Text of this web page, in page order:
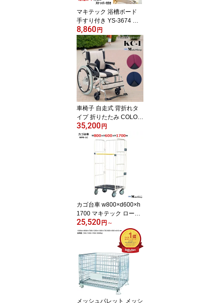
マキテック 浴槽ボード
手すり付き YS-3674 入
浴ボード バスボード 浴
槽 手すり 移乗台 入浴台
入浴補助 入浴介助用品
入浴補助 乗り移り台 介
護用品 お風呂 【送料無
料】 父の日 母の日 プレ
ゼント 孫 祖父 祖母
8,860円
車椅子 自走式 背折れタ
イプ 折りたたみ COLOR
S カラーズ KC-1 マキテ
ック ハイスペック 車い
す 父の日 母の日 クッシ
ョン付き車椅子 快適な座
マキテック社製品】
35,200円
カゴ台車 w800×d600×h
1700 マキテック ロール
ボックス パレット MPR-
1C ベージュ 耐荷重500k
g 底板樹脂製 メッシュタ
イプ キャスター付 台車
かご台車 運搬車折り畳み
カゴ車 かご車 台車 業務
用 大型台車 物流 倉庫
25,520円 ～
メッシュパレット メッシ